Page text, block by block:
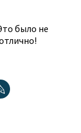
было не